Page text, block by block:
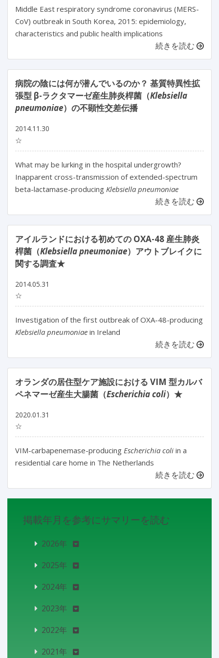
Middle East respiratory syndrome coronavirus (MERS-
CoV) outbreak in South Korea, 2015: epidemiology,
characteristics and public health implications
続きを読む
病院の陰には何が潜んでいるのか？ 基質特異性拡
張型 β-ラクタマーゼ産生肺炎桿菌（Klebsiella
pneumoniae）の不顕性交差伝播
2014.11.30
☆
What may be lurking in the hospital undergrowth?
Inapparent cross-transmission of extended-spectrum
beta-lactamase-producing Klebsiella pneumoniae
続きを読む
アイルランドにおける初めての OXA-48 産生肺炎
桿菌（Klebsiella pneumoniae）アウトブレイクに
関する調査★
2014.05.31
☆
Investigation of the first outbreak of OXA-48-producing
Klebsiella pneumoniae in Ireland
続きを読む
オランダの居住型ケア施設における VIM 型カルバ
ペネマーゼ産生大腸菌（Escherichia coli）★
2020.01.31
☆
VIM-carbapenemase-producing Escherichia coli in a
residential care home in The Netherlands
続きを読む
掲載年月を参考にサマリーを読む
2026年
2025年
2024年
2023年
2022年
2021年